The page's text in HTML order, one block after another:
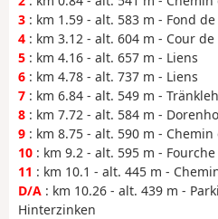
3 : km 1.59 - alt. 583 m - Fond
4 : km 3.12 - alt. 604 m - Cour
5 : km 4.16 - alt. 657 m - Liens
6 : km 4.78 - alt. 737 m - Liens
7 : km 6.84 - alt. 549 m -
8 : km 7.72 - alt. 584 m -
9 : km 8.75 - alt. 590 m -
10 : km 9.2 - alt. 595 m -
11 : km 10.1 - alt. 445 m -
D/A : km 10.26 - alt. 439 m -
Hinterzinken